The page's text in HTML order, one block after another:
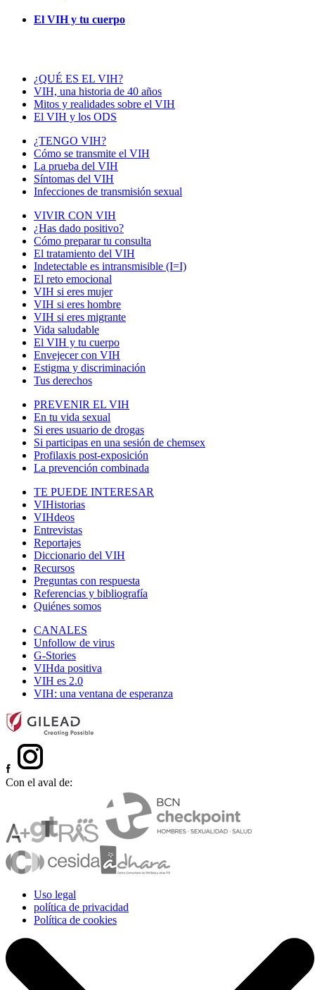
El VIH y tu cuerpo
¿QUÉ ES EL VIH?
VIH, una historia de 40 años
Mitos y realidades sobre el VIH
El VIH y los ODS
¿TENGO VIH?
Cómo se transmite el VIH
La prueba del VIH
Síntomas del VIH
Infecciones de transmisión sexual
VIVIR CON VIH
¿Has dado positivo?
Cómo preparar tu consulta
El tratamiento del VIH
Indetectable es intransmisible (I=I)
El reto emocional
VIH si eres mujer
VIH si eres hombre
VIH si eres migrante
Vida saludable
El VIH y tu cuerpo
Envejecer con VIH
Estigma y discriminación
Tus derechos
PREVENIR EL VIH
En tu vida sexual
Si eres usuario de drogas
Si participas en una sesión de chemsex
Profilaxis post-exposición
La prevención combinada
TE PUEDE INTERESAR
VIHistorias
VIHdeos
Entrevistas
Reportajes
Diccionario del VIH
Recursos
Preguntas con respuesta
Referencias y bibliografía
Quiénes somos
CANALES
Unfollow de virus
G-Stories
VIHda positiva
VIH es 2.0
VIH: una ventana de esperanza
Con el aval de:
Uso legal
política de privacidad
Política de cookies